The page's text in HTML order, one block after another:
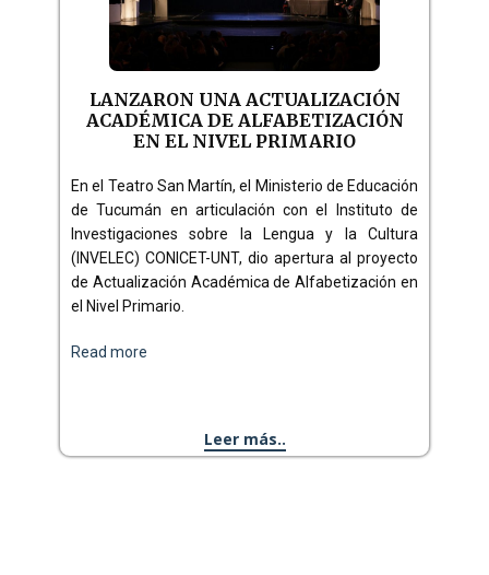
LANZARON UNA ACTUALIZACIÓN
ACADÉMICA DE ALFABETIZACIÓN
EN EL NIVEL PRIMARIO
En el Teatro San Martín, el Ministerio de Educación
de Tucumán en articulación con el Instituto de
Investigaciones sobre la Lengua y la Cultura
(INVELEC) CONICET-UNT, dio apertura al proyecto
de Actualización Académica de Alfabetización en
el Nivel Primario.
Read more
Leer más..